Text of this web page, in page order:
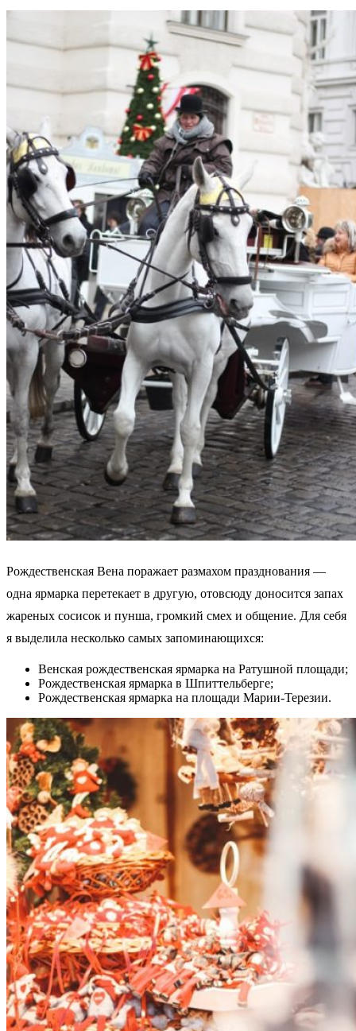
Рождественская Вена поражает размахом празднования —
одна ярмарка перетекает в другую, отовсюду доносится запах
жареных сосисок и пунша, громкий смех и общение. Для себя
я выделила несколько самых запоминающихся:
Венская рождественская ярмарка на Ратушной площади;
Рождественская ярмарка в Шпиттельберге;
Рождественская ярмарка на площади Марии-Терезии.